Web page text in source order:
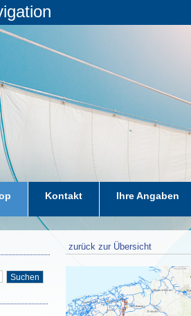
Kontakt Ihre Angaben
Suchen
zurück zur Übersicht